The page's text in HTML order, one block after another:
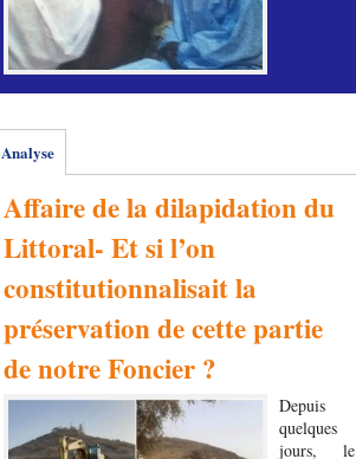
Analyse
Affaire de la dilapidation du
Littoral- Et si l’on
constitutionnalisait la
préservation de cette partie
de notre Foncier ?
Depuis
quelques
jours, le